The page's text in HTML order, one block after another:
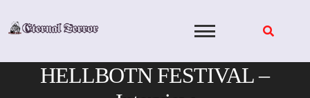
HELLBOTN FESTIVAL –